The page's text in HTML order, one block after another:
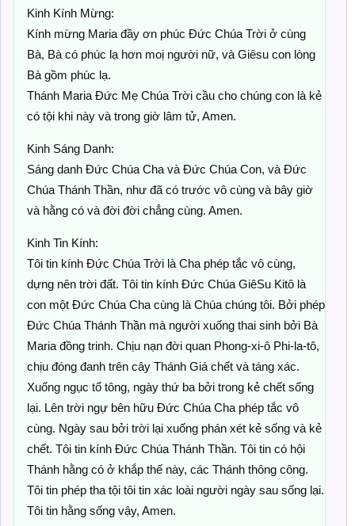
Kinh Kính Mừng:
Kính mừng Maria đầy ơn phúc Đức Chúa Trời ở cùng
Bà, Bà có phúc lạ hơn moị người nữ, và Giêsu con lòng
Bà gồm phúc lạ.
Thánh Maria Đức Mẹ Chúa Trời cầu cho chúng con là kẻ
có tội khi này và trong giờ lâm tử, Amen.
Kinh Sáng Danh:
Sáng danh Đức Chúa Cha và Đức Chúa Con, và Đức
Chúa Thánh Thần, như đã có trước vô cùng và bây giờ
và hằng có và đời đời chẳng cùng. Amen.
Kinh Tin Kính:
Tôi tin kính Đức Chúa Trời là Cha phép tắc vô cùng,
dựng nên trời đất. Tôi tin kính Đức Chúa GiêSu Kitô là
con một Đức Chúa Cha cùng là Chúa chúng tôi. Bởi phép
Đức Chúa Thánh Thần mà người xuống thai sinh bởi Bà
Maria đồng trinh. Chịu nạn đời quan Phong-xi-ô Phi-la-tô,
chịu đóng đanh trên cây Thánh Giá chết và táng xác.
Xuống ngục tổ tông, ngày thứ ba bởi trong kẻ chết sống
lại. Lên trời ngự bên hữu Đức Chúa Cha phép tắc vô
cùng. Ngày sau bởi trời lại xuống phán xét kẻ sống và kẻ
chết. Tôi tin kính Đức Chúa Thánh Thần. Tôi tin có hội
Thánh hằng có ở khắp thế này, các Thánh thông công.
Tôi tin phép tha tội tôi tin xác loài người ngày sau sống lại.
Tôi tin hằng sống vậy, Amen.